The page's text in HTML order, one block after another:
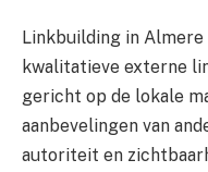
Linkbuilding in
kwalitatieve externe
gericht op de lokale
aanbevelingen van
autoriteit en